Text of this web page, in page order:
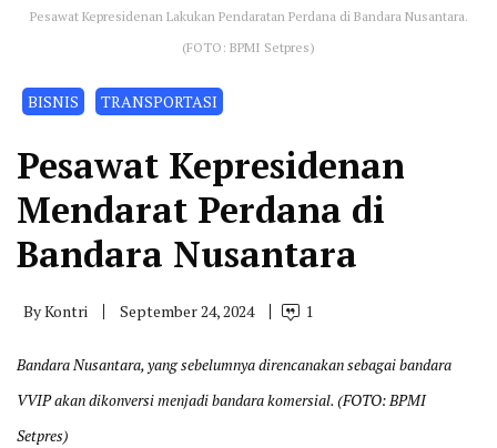
Pesawat Kepresidenan Lakukan Pendaratan Perdana di Bandara Nusantara.
(FOTO: BPMI Setpres)
BISNIS TRANSPORTASI
Pesawat Kepresidenan
Mendarat Perdana di
Bandara Nusantara
ByKontri September 24, 2024 1
Bandara Nusantara, yang sebelumnya direncanakan sebagai bandara
VVIP akan dikonversi menjadi bandara komersial. (FOTO: BPMI
Setpres)